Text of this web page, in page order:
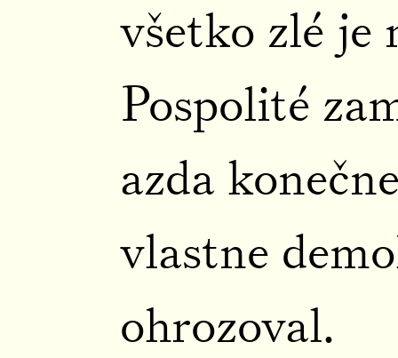
všetko zlé je
Pospolité
azda
vlastne
ohrozoval.